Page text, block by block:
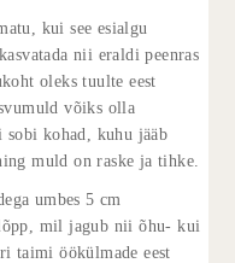
kui see esialgu
nii eraldi peenras
oleks tuulte eest
võiks olla
sobi kohad, kuhu jääb
muld on raske ja tihke.
umbes 5 cm
mil jagub nii õhu- kui
taimi öökülmade eest